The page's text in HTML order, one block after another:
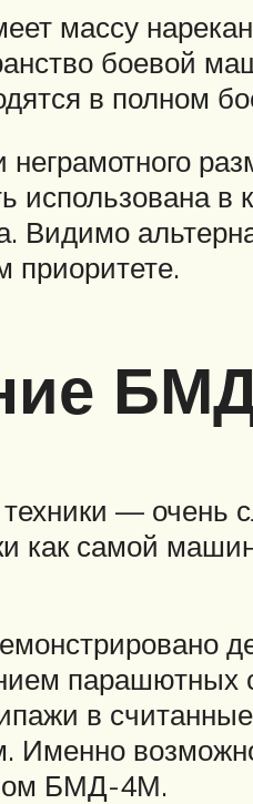
массу
боевой
в полном
неграмотного
в
Видимо
приоритете.
—
как самой
в
БМД-4М.